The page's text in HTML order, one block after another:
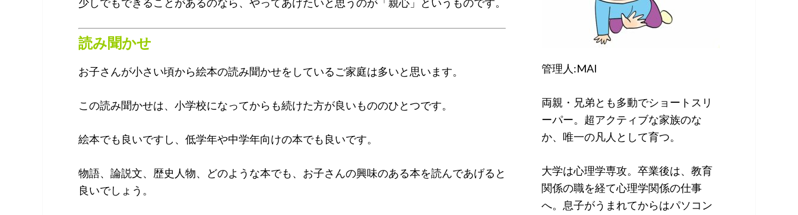
読み聞かせ
お子さんが小さい頃から絵本の読み聞かせをしているご家庭は多いと思います。
この読み聞かせは、小学校になってからも続けた方が良いもののひとつです。
絵本でも良いですし、低学年や中学年向けの本でも良いです。
物語、論説文、歴史人物、どのような本でも、お子さんの興味のある本を読んであげると
良いでしょう。
管理人:MAI
両親・兄弟とも多動でショートスリ
ーパー。超アクティブな家族のな
か、唯一の凡人として育つ。
大学は心理学専攻。卒業後は、教育
関係の職を経て心理学関係の仕事
へ。息子がうまれてからはパソコン